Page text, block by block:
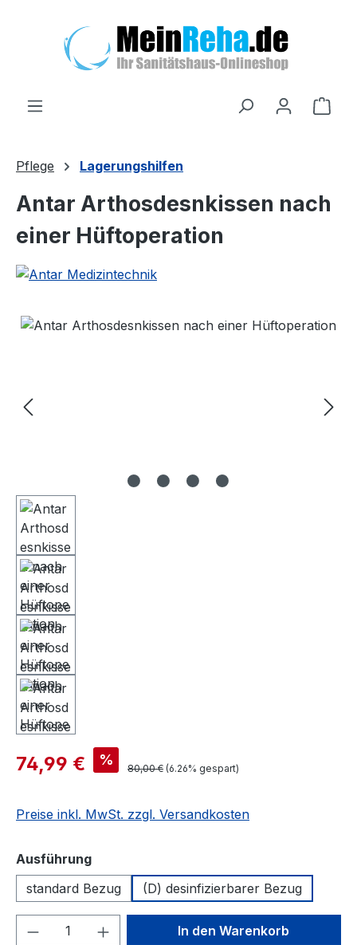
Pflege Lagerungshilfen
Antar Arthosdesnkissen nach
einer Hüftoperation
Bildergalerie überspringen
74,99 € %
80,00 € (6.26% gespart)
Preise inkl. MwSt. zzgl. Versandkosten
Ausführungauswählen
standard Bezug
(D) desinfizierbarer Bezug
Produkt Anzahl: Gib denIn den Warenkorb